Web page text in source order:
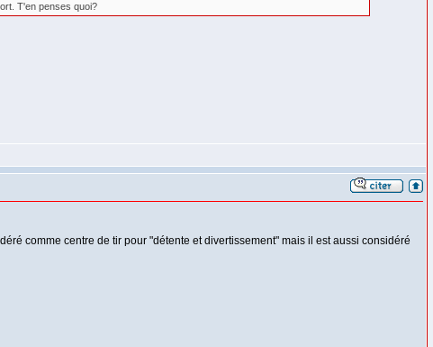
T'en penses quoi?
comme centre de tir pour "détente et divertissement" mais il est aussi considéré